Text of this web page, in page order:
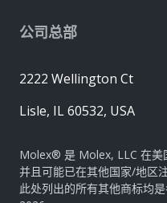
公司总部
2222 Wellington Ct
Lisle, IL 60532, USA
Molex® 是 Molex, LLC 在美
并且可能已在其他国家/地区注
此处列出的所有其他商标均